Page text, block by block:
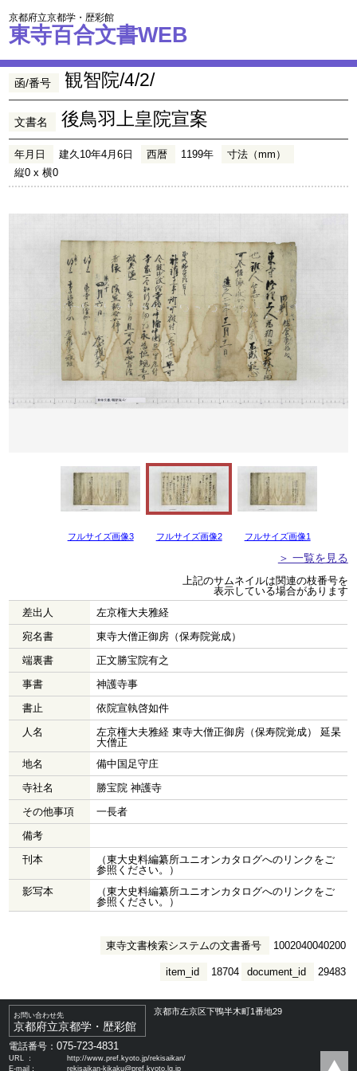
京都府立京都学・歴彩館
東寺百合文書WEB
函/番号 観智院/4/2/
文書名 後鳥羽上皇院宣案
年月日 建久10年4月6日 西暦 1199年
寸法（mm）
縦0 x 横0
フルサイズ画像3 フルサイズ画像2 フルサイズ画像1
＞ 一覧を見る
上記のサムネイルは関連の枝番号を
表示している場合があります
差出人
左京権大夫雅経
宛名書
東寺大僧正御房（保寿院覚成）
端裏書
正文勝宝院有之
事書
神護寺事
書止
依院宣執啓如件
人名
左京権大夫雅経 東寺大僧正御房（保寿院覚成） 延杲
大僧正
地名
備中国足守庄
寺社名
勝宝院 神護寺
その他事項
一長者
備考
刊本
（東大史料編纂所ユニオンカタログへのリンクをご
参照ください。）
影写本
（東大史料編纂所ユニオンカタログへのリンクをご
参照ください。）
東寺文書検索システムの文書番号 1002040040200
document_id 29483
item_id 18704
お問い合わせ先
京都府立京都学・歴彩館
京都市左京区下鴨半木町1番地29
電話番号：075-723-4831
URL ：
http://www.pref.kyoto.jp/rekisaikan/
E-mail：
rekisaikan-kikaku@pref.kyoto.lg.jp